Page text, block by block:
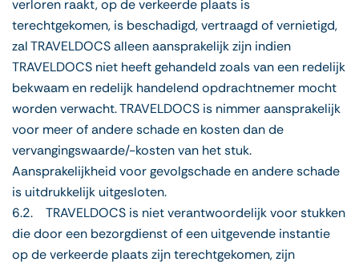
verloren raakt, op de verkeerde plaats is
terechtgekomen, is beschadigd, vertraagd of vernietigd,
zal TRAVELDOCS alleen aansprakelijk zijn indien
TRAVELDOCS niet heeft gehandeld zoals van een redelijk
bekwaam en redelijk handelend opdrachtnemer mocht
worden verwacht. TRAVELDOCS is nimmer aansprakelijk
voor meer of andere schade en kosten dan de
vervangingswaarde/-kosten van het stuk.
Aansprakelijkheid voor gevolgschade en andere schade
is uitdrukkelijk uitgesloten.
6.2. TRAVELDOCS is niet verantwoordelijk voor stukken
die door een bezorgdienst of een uitgevende instantie
op de verkeerde plaats zijn terechtgekomen, zijn